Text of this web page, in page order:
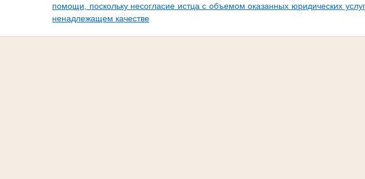
помощи, поскольку несогласие истца с объемом оказанных юридических
ненадлежащем качестве